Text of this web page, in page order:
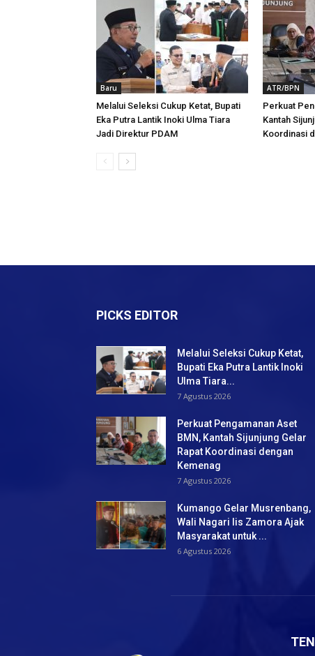
Baru
Melalui Seleksi Cukup Ketat, Bupati
Eka Putra Lantik Inoki Ulma Tiara
Jadi Direktur PDAM
ATR/BPN
Perkuat
Kantah
Koordinasi
PICKS EDITOR
Melalui Seleksi Cukup Ketat,
Bupati Eka Putra Lantik Inoki
Ulma Tiara...
7 Agustus 2026
Perkuat Pengamanan Aset
BMN, Kantah Sijunjung Gelar
Rapat Koordinasi dengan
Kemenag
7 Agustus 2026
Kumango Gelar Musrenbang,
Wali Nagari Iis Zamora Ajak
Masyarakat untuk ...
6 Agustus 2026